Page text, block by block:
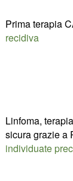
Prima terapia
recidiva
Linfoma,
sicura grazie a
individuate